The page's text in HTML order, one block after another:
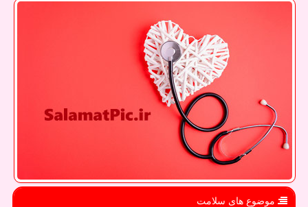
موضوع های سلامت